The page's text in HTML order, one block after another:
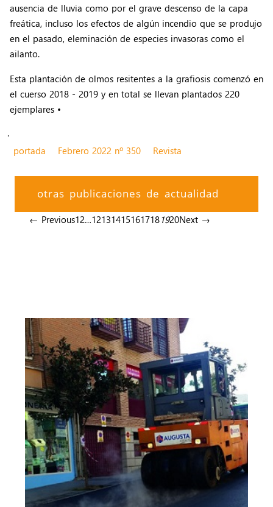
ausencia de lluvia como por el grave descenso de la capa
freática, incluso los efectos de algún incendio que se produjo
en el pasado, eleminación de especies invasoras como el
ailanto.
Esta plantación de olmos resitentes a la grafiosis comenzó en
el cuerso 2018 - 2019 y en total se llevan plantados 220
ejemplares •
.
portada
Febrero 2022 nº 350 Revista
otras publicaciones de actualidad
← Previous12…121314151617181920Next →